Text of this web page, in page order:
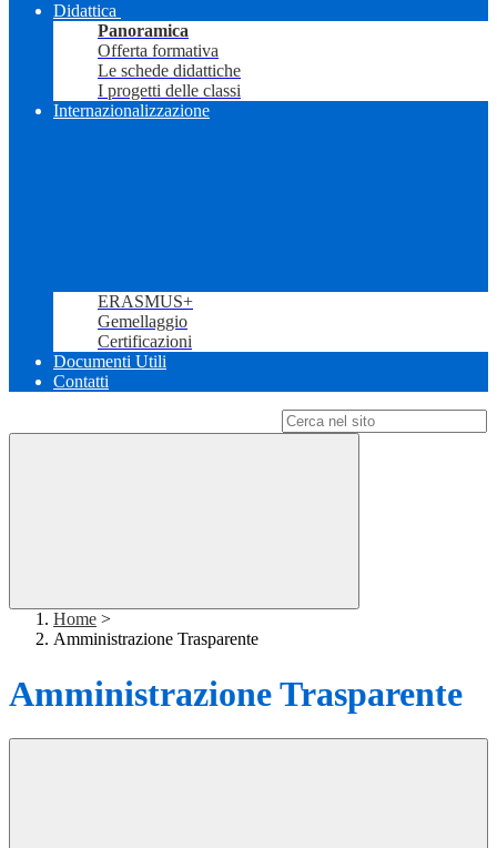
Didattica
Panoramica
Offerta formativa
Le schede didattiche
I progetti delle classi
Internazionalizzazione
ERASMUS+
Gemellaggio
Certificazioni
Documenti Utili
Contatti
Home >
Amministrazione Trasparente
Amministrazione Trasparente